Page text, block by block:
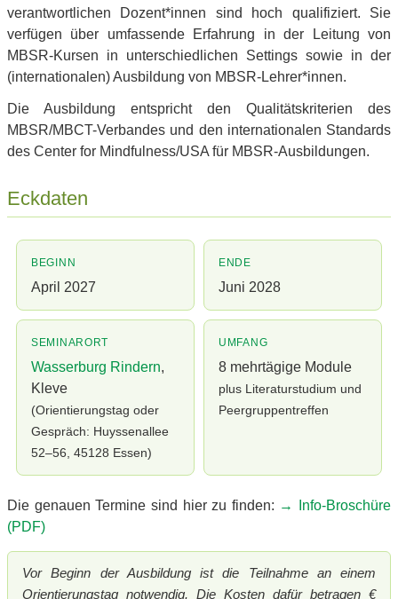
verantwortlichen Dozent*innen sind hoch qualifiziert. Sie
verfügen über umfassende Erfahrung in der Leitung von
MBSR-Kursen in unterschiedlichen Settings sowie in der
(internationalen) Ausbildung von MBSR-Lehrer*innen.
Die Ausbildung entspricht den Qualitätskriterien des
MBSR/MBCT-Verbandes und den internationalen Standards
des Center for Mindfulness/USA für MBSR-Ausbildungen.
Eckdaten
BEGINN
April 2027
ENDE
Juni 2028
SEMINARORT
Wasserburg Rindern,
Kleve
(Orientierungstag oder
Gespräch: Huyssenallee
52–56, 45128 Essen)
UMFANG
8 mehrtägige Module
plus Literaturstudium und
Peergruppentreffen
Die genauen Termine sind hier zu finden: → Info-Broschüre
(PDF)
Vor Beginn der Ausbildung ist die Teilnahme an einem
Orientierungstag notwendig. Die Kosten dafür betragen €